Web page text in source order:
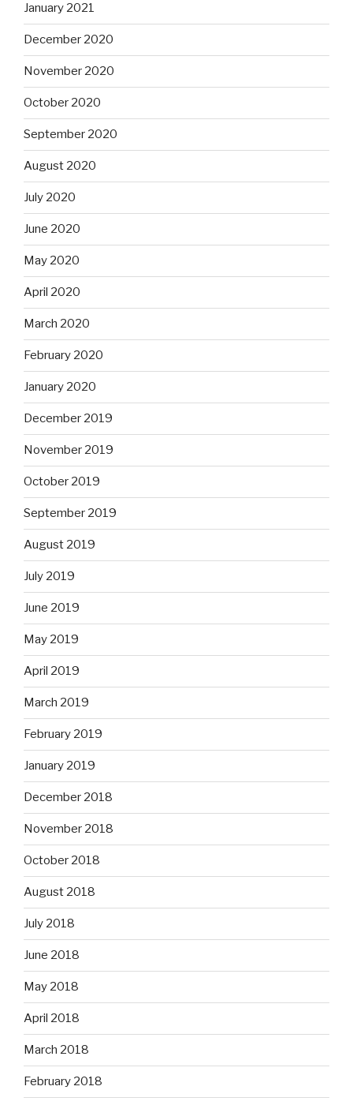
January 2021
December 2020
November 2020
October 2020
September 2020
August 2020
July 2020
June 2020
May 2020
April 2020
March 2020
February 2020
January 2020
December 2019
November 2019
October 2019
September 2019
August 2019
July 2019
June 2019
May 2019
April 2019
March 2019
February 2019
January 2019
December 2018
November 2018
October 2018
August 2018
July 2018
June 2018
May 2018
April 2018
March 2018
February 2018